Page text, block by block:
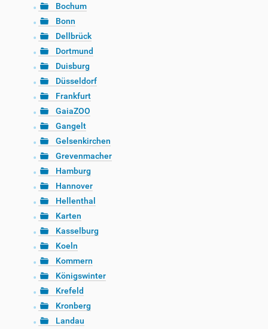
Bochum
Bonn
Dellbrück
Dortmund
Duisburg
Düsseldorf
Frankfurt
GaiaZOO
Gangelt
Gelsenkirchen
Grevenmacher
Hamburg
Hannover
Hellenthal
Karten
Kasselburg
Koeln
Kommern
Königswinter
Krefeld
Kronberg
Landau